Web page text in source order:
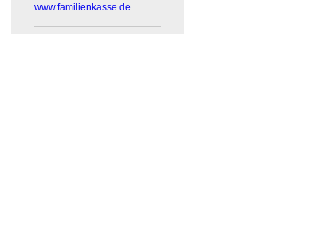
www.familienkasse.de